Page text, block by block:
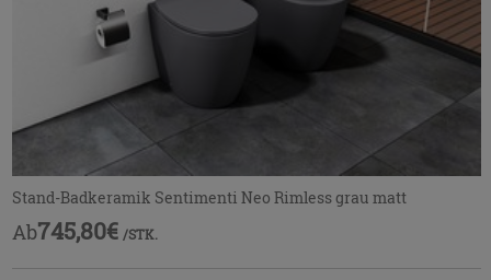
Stand-Badkeramik Sentimenti Neo Rimless grau matt
Ab745,80€ /STK.